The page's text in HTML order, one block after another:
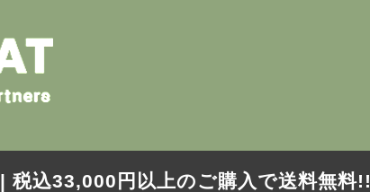
| 税込33,000円以上のご購入で送料無料!!